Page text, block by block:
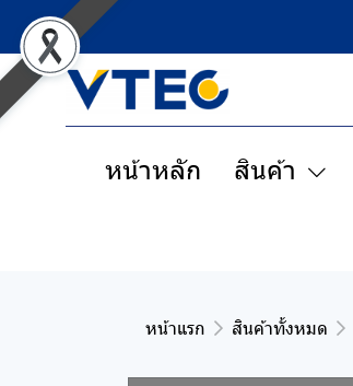
หน้าหลัก สินค้า
หน้าแรก สินค้าทั้งหมด